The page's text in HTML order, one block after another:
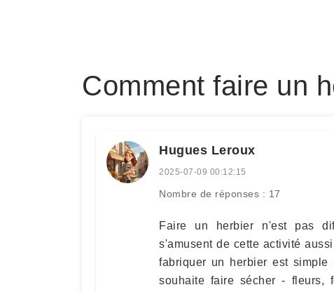
Comment faire un
Hugues Leroux
2025-07-09 00:12:15
Nombre de réponses : 17
Faire un herbier n'est pas
s'amusent de cette activité
fabriquer un herbier est
souhaite faire sécher - fleurs,